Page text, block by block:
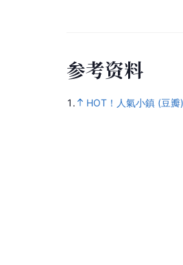
参考资料
1. HOT！人氣小鎮 (豆瓣)